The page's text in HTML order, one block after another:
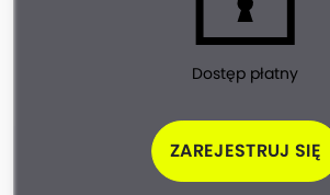
Dostęp płatny
ZAREJESTRUJ SIĘ